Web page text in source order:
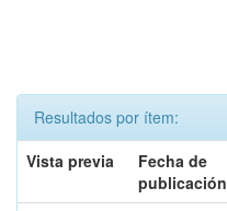
Resultados por ítem:
Vista previa
Fecha de
publicación